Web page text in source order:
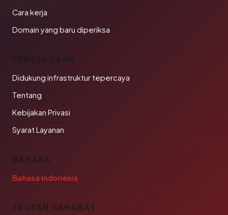
Cara kerja
Domain yang baru diperiksa
PERUSAHAAN
Didukung infrastruktur tepercaya
Tentang
Kebijakan Privasi
Syarat Layanan
BAHASA
Bahasa Indonesia
TAUTAN SAHABAT